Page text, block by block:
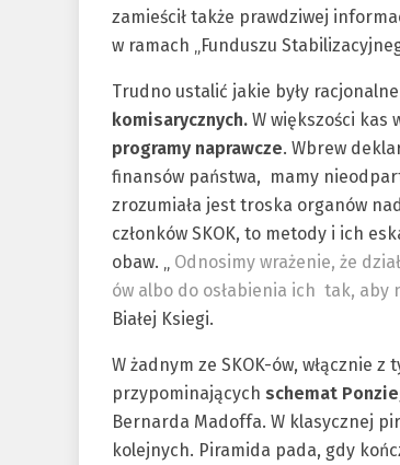
zamieścił także prawdziwej
w ramach „Funduszu
Trudno ustalić jakie były
komisarycznych. W większości kas
programy naprawcze. Wbrew
finansów państwa, mamy
zrozumiała jest troska organów
członków SKOK, to metody i ich
obaw. „ Odnosimy wrażenie, że
ów albo do osłabienia ich tak, aby
Białej Ksiegi.
W żadnym ze SKOK-ów, włącznie
przypominających schemat
Bernarda Madoffa. W klasycznej
kolejnych. Piramida pada, gdy